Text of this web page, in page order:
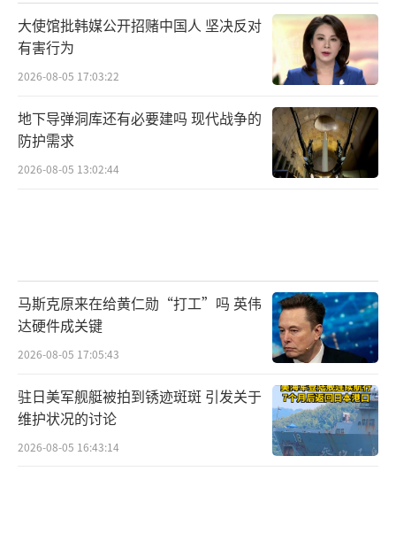
大使馆批韩媒公开招赌中国人 坚决反对
有害行为
2026-08-05 17:03:22
地下导弹洞库还有必要建吗 现代战争的
防护需求
2026-08-05 13:02:44
马斯克原来在给黄仁勋“打工”吗 英伟
达硬件成关键
2026-08-05 17:05:43
驻日美军舰艇被拍到锈迹斑斑 引发关于
维护状况的讨论
2026-08-05 16:43:14